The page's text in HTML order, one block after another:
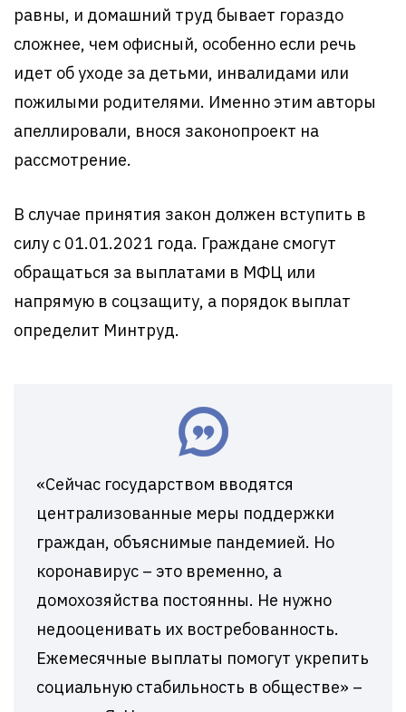
равны, и домашний труд бывает гораздо
сложнее, чем офисный, особенно если речь
идет об уходе за детьми, инвалидами или
пожилыми родителями. Именно этим авторы
апеллировали, внося законопроект на
рассмотрение.
В случае принятия закон должен вступить в
силу с 01.01.2021 года. Граждане смогут
обращаться за выплатами в МФЦ или
напрямую в соцзащиту, а порядок выплат
определит Минтруд.
«Сейчас государством вводятся
централизованные меры поддержки
граждан, объяснимые пандемией. Но
коронавирус – это временно, а
домохозяйства постоянны. Не нужно
недооценивать их востребованность.
Ежемесячные выплаты помогут укрепить
социальную стабильность в обществе» –